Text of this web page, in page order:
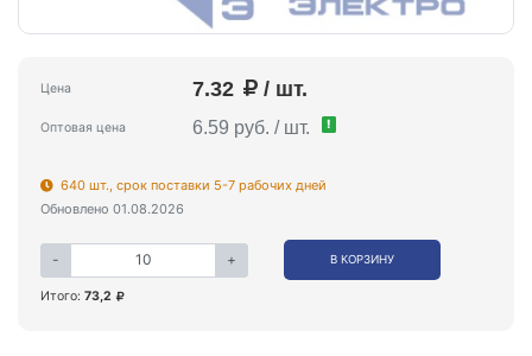
Цена 7.32 / шт.
Оптовая цена 6.59 руб. / шт. !
640 шт., срок поставки 5-7 рабочих дней
Обновлено 01.08.2026
- + В КОРЗИНУ
Итого: 73,2